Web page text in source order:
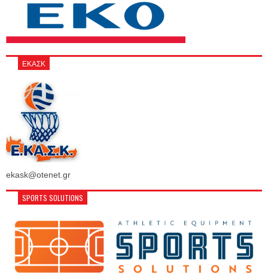
ΕΚΑΣΚ
ekask@otenet.gr
SPORTS SOLUTIONS